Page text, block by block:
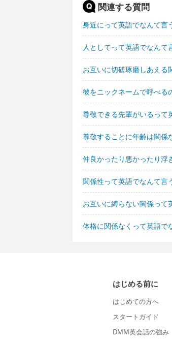
関連する質問
身近にって英語でなんて言
人としてって英語でなんて
お互いに切磋琢磨しあえる
彼をニックネームで呼べる
尊敬できる先輩がいるって
尊敬することに年齢は関係
仲良かったり悪かったり浮
関係性って英語でなんて言
お互いに縛らない関係って
体格に関係なくって英語で
はじめる前に
はじめての方へ
スタートガイド
DMM英会話の強み